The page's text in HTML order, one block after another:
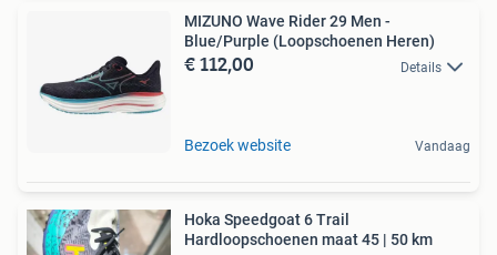
MIZUNO Wave Rider 29 Men -
Blue/Purple (Loopschoenen Heren)
€ 112,00 Details
Bezoek website Vandaag
Hoka Speedgoat 6 Trail
Hardloopschoenen maat 45 | 50 km